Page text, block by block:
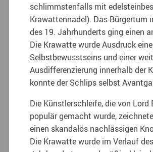
schlimmstenfalls mit
Krawattennadel). Das Bürgertum
des 19. Jahrhunderts ging einen
Die Krawatte wurde Ausdruck
Selbstbewusstseins und einer
Ausdifferenzierung innerhalb der
konnte der Schlips selbst
Die Künstlerschleife, die von Lord
populär gemacht wurde,
einen skandalös nachlässigen
Die Krawatte wurde im Verlauf